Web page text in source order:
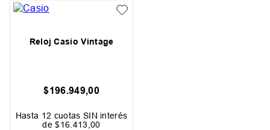
Reloj Casio Vintage
$196.949,00
Hasta 12 cuotas SIN interés
de$16 413 ,00